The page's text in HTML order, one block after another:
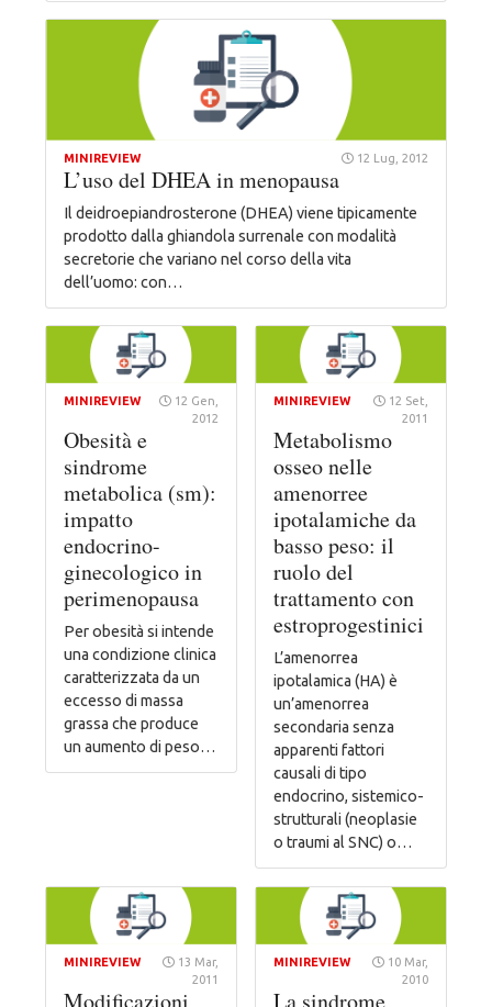
MINIREVIEW 12 Lug, 2012
L’uso del DHEA in menopausa
Il deidroepiandrosterone (DHEA) viene tipicamente
prodotto dalla ghiandola surrenale con modalità
secretorie che variano nel corso della vita
dell’uomo: con…
MINIREVIEW
12 Gen,
2012
Obesità e
sindrome
metabolica (sm):
impatto
endocrino-
ginecologico in
perimenopausa
Per obesità si intende
una condizione clinica
caratterizzata da un
eccesso di massa
grassa che produce
un aumento di peso…
MINIREVIEW
12 Set,
2011
Metabolismo
osseo nelle
amenorree
ipotalamiche da
basso peso: il
ruolo del
trattamento con
estroprogestinici
L’amenorrea
ipotalamica (HA) è
un’amenorrea
secondaria senza
apparenti fattori
causali di tipo
endocrino, sistemico-
strutturali (neoplasie
o traumi al SNC) o…
MINIREVIEW
13 Mar,
2011
Modificazioni
MINIREVIEW
10 Mar,
2010
La sindrome